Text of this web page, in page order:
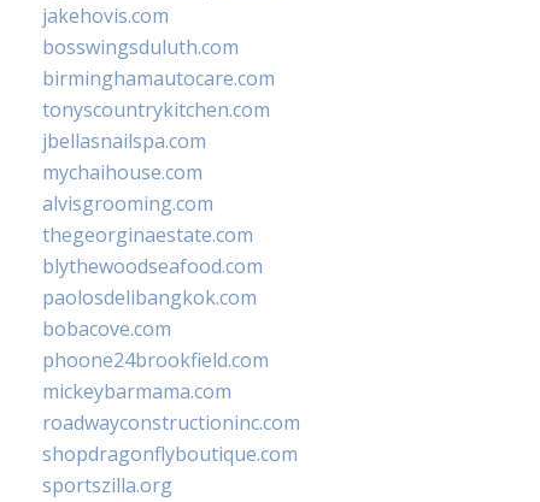
jakehovis.com
bosswingsduluth.com
birminghamautocare.com
tonyscountrykitchen.com
jbellasnailspa.com
mychaihouse.com
alvisgrooming.com
thegeorginaestate.com
blythewoodseafood.com
paolosdelibangkok.com
bobacove.com
phoone24brookfield.com
mickeybarmama.com
roadwayconstructioninc.com
shopdragonflyboutique.com
sportszilla.org